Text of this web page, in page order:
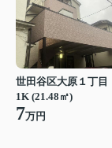
世田谷区大原１丁目
1K (21.48㎡)
7万円